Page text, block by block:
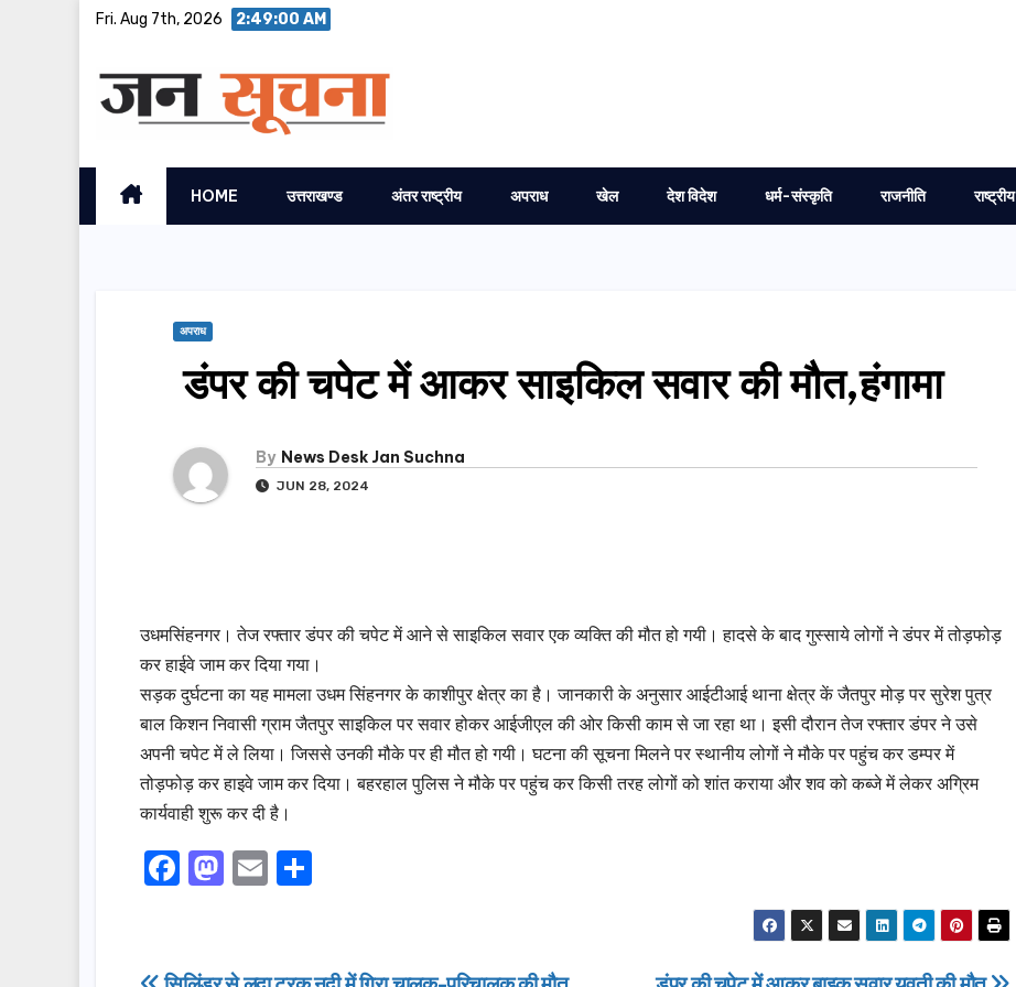
Fri. Aug 7th, 2026 2:49:01 AM
HOME उत्तराखण्ड अंतर राष्ट्रीय अपराध खेल देश विदेश धर्म-संस्कृति राजनीति राष्ट्रीय
अपराध
डंपर की चपेट में आकर साइकिल सवार की मौत,हंगामा
By News Desk Jan Suchna
JUN 28, 2024
उधमसिंहनगर। तेज रफ्तार डंपर की चपेट में आने से साइकिल सवार एक व्यक्ति की मौत हो गयी। हादसे के बाद गुस्साये लोगों ने डंपर में तोड़फोड़
कर हाईवे जाम कर दिया गया।
सड़क दुर्घटना का यह मामला उधम सिंहनगर के काशीपुर क्षेत्र का है। जानकारी के अनुसार आईटीआई थाना क्षेत्र कें जैतपुर मोड़ पर सुरेश पुत्र
बाल किशन निवासी ग्राम जैतपुर साइकिल पर सवार होकर आईजीएल की ओर किसी काम से जा रहा था। इसी दौरान तेज रफ्तार डंपर ने उसे
अपनी चपेट में ले लिया। जिससे उनकी मौके पर ही मौत हो गयी। घटना की सूचना मिलने पर स्थानीय लोगों ने मौके पर पहुंच कर डम्पर में
तोड़फोड़ कर हाइवे जाम कर दिया। बहरहाल पुलिस ने मौके पर पहुंच कर किसी तरह लोगों को शांत कराया और शव को कब्जे में लेकर अग्रिम
कार्यवाही शुरू कर दी है।
F
e
M
o
E
e